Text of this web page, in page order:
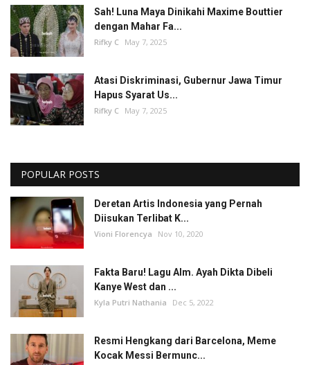
Sah! Luna Maya Dinikahi Maxime Bouttier
dengan Mahar Fa...
Rifky C May 7, 2025
Atasi Diskriminasi, Gubernur Jawa Timur
Hapus Syarat Us...
Rifky C May 7, 2025
POPULAR POSTS
Deretan Artis Indonesia yang Pernah
Diisukan Terlibat K...
Vioni Florencya Nov 10, 2020
Fakta Baru! Lagu Alm. Ayah Dikta Dibeli
Kanye West dan ...
Kyla Putri Nathania Dec 5, 2022
Resmi Hengkang dari Barcelona, Meme
Kocak Messi Bermunc...